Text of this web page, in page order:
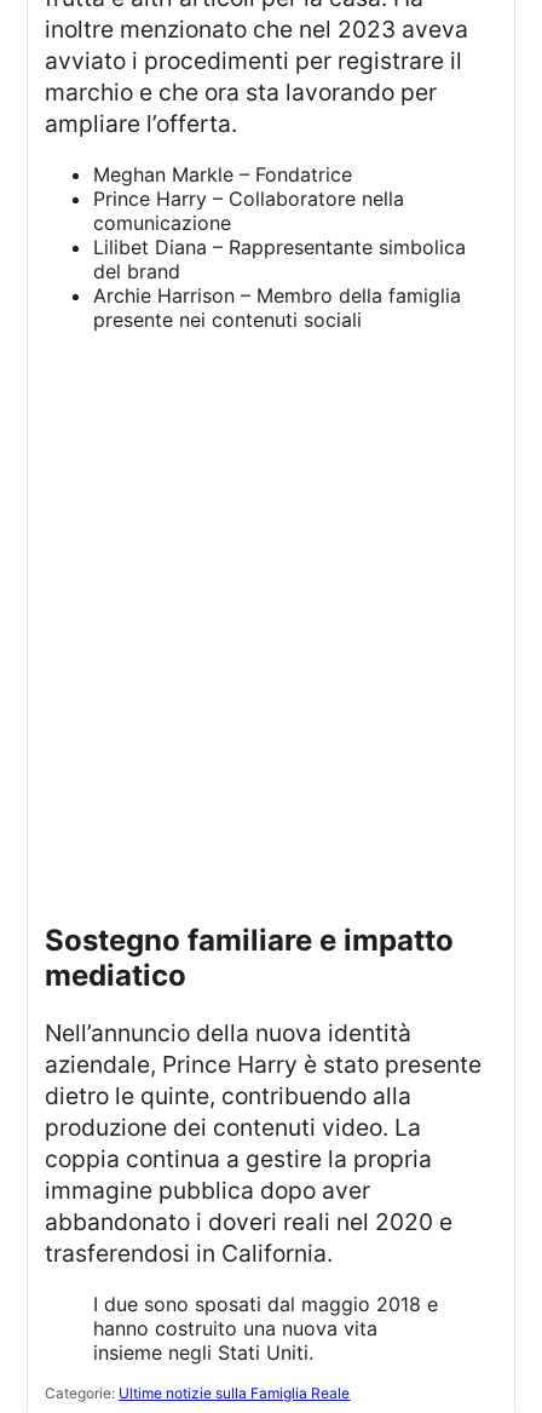
inoltre menzionato che nel 2023 aveva
avviato i procedimenti per registrare il
marchio e che ora sta lavorando per
ampliare l’offerta.
Meghan Markle – Fondatrice
Prince Harry – Collaboratore nella
comunicazione
Lilibet Diana – Rappresentante simbolica
del brand
Archie Harrison – Membro della famiglia
presente nei contenuti sociali
sostegno familiare e impatto
mediatico
Nell’annuncio della nuova identità
aziendale, Prince Harry è stato presente
dietro le quinte, contribuendo alla
produzione dei contenuti video. La
coppia continua a gestire la propria
immagine pubblica dopo aver
abbandonato i doveri reali nel 2020 e
trasferendosi in California.
I due sono sposati dal maggio 2018 e
hanno costruito una nuova vita
insieme negli Stati Uniti.
Categorie: Ultime notizie sulla Famiglia Reale